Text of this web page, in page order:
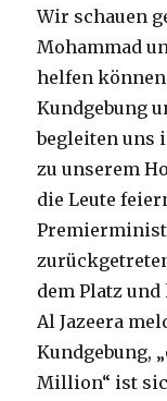
Wir schauen
Mohammad
helfen
Kundgebung
begleiten uns
zu unserem
die Leute
dem Platz
Al Jazeera
Kundgebung,
Million“ ist